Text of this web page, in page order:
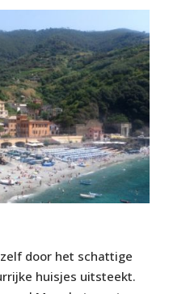
door het schattige
huisjes uitsteekt.